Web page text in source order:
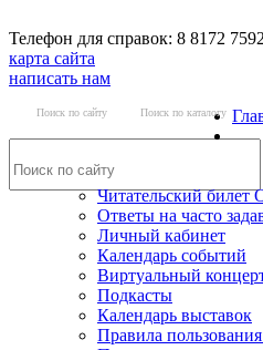
Телефон для справок: 8 8172
карта сайта
написать нам
Поиск по сайту Поиск по каталогу
Читательский
Ответы на часто
Личный кабинет
Календарь событий
Виртуальный
Подкасты
Календарь выставок
Правила